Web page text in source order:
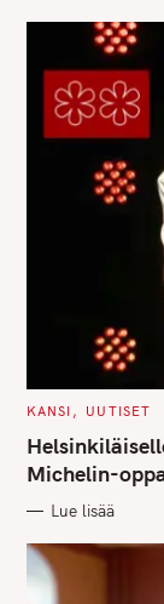
C
T
E
G
O
I
S
KANSI UUTISET
Michelin-
Lue lisää